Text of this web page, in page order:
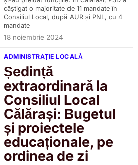
câștigat o majoritate de 11 mandate în
Consiliul Local, după AUR și PNL, cu 4
mandate
18 noiembrie 2024
ADMINISTRAȚIE LOCALĂ
Ședință
extraordinară la
Consiliul Local
Călărași: Bugetul
și proiectele
educaționale, pe
ordinea de zi